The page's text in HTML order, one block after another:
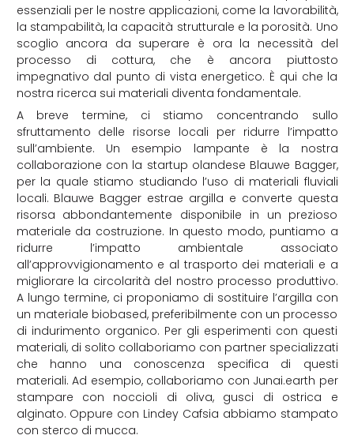
essenziali per le nostre applicazioni, come la lavorabilità,
la stampabilità, la capacità strutturale e la porosità. Uno
scoglio ancora da superare è ora la necessità del
processo di cottura, che è ancora piuttosto
impegnativo dal punto di vista energetico. È qui che la
nostra ricerca sui materiali diventa fondamentale.
A breve termine, ci stiamo concentrando sullo
sfruttamento delle risorse locali per ridurre l’impatto
sull’ambiente. Un esempio lampante è la nostra
collaborazione con la startup olandese Blauwe Bagger,
per la quale stiamo studiando l’uso di materiali fluviali
locali. Blauwe Bagger estrae argilla e converte questa
risorsa abbondantemente disponibile in un prezioso
materiale da costruzione. In questo modo, puntiamo a
ridurre l’impatto ambientale associato
all’approvvigionamento e al trasporto dei materiali e a
migliorare la circolarità del nostro processo produttivo.
A lungo termine, ci proponiamo di sostituire l’argilla con
un materiale biobased, preferibilmente con un processo
di indurimento organico. Per gli esperimenti con questi
materiali, di solito collaboriamo con partner specializzati
che hanno una conoscenza specifica di questi
materiali. Ad esempio, collaboriamo con Junai.earth per
stampare con noccioli di oliva, gusci di ostrica e
alginato. Oppure con Lindey Cafsia abbiamo stampato
con sterco di mucca.